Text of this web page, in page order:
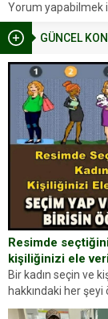
GÜNCEL
Resimde
kişiliğinizi ele
Bir kadın seçin ve
hakkındaki her şeyi
kez karşınıza
Yorum yapabilmek